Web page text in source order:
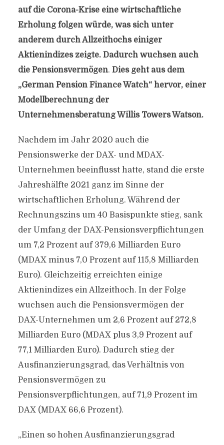
auf die Corona-Krise eine wirtschaftliche
Erholung folgen würde, was sich unter
anderem durch Allzeithochs einiger
Aktienindizes zeigte. Dadurch wuchsen auch
die Pensionsvermögen. Dies geht aus dem
„German Pension Finance Watch“ hervor, einer
Modellberechnung der
Unternehmensberatung Willis Towers Watson.
Nachdem im Jahr 2020 auch die
Pensionswerke der DAX- und MDAX-
Unternehmen beeinflusst hatte, stand die erste
Jahreshälfte 2021 ganz im Sinne der
wirtschaftlichen Erholung. Während der
Rechnungszins um 40 Basispunkte stieg, sank
der Umfang der DAX-Pensionsverpflichtungen
um 7,2 Prozent auf 379,6 Milliarden Euro
(MDAX minus 7,0 Prozent auf 115,8 Milliarden
Euro). Gleichzeitig erreichten einige
Aktienindizes ein Allzeithoch. In der Folge
wuchsen auch die Pensionsvermögen der
DAX-Unternehmen um 2,6 Prozent auf 272,8
Milliarden Euro (MDAX plus 3,9 Prozent auf
77,1 Milliarden Euro). Dadurch stieg der
Ausfinanzierungsgrad, das Verhältnis von
Pensionsvermögen zu
Pensionsverpflichtungen, auf 71,9 Prozent im
DAX (MDAX 66,6 Prozent).
„Einen so hohen Ausfinanzierungsgrad